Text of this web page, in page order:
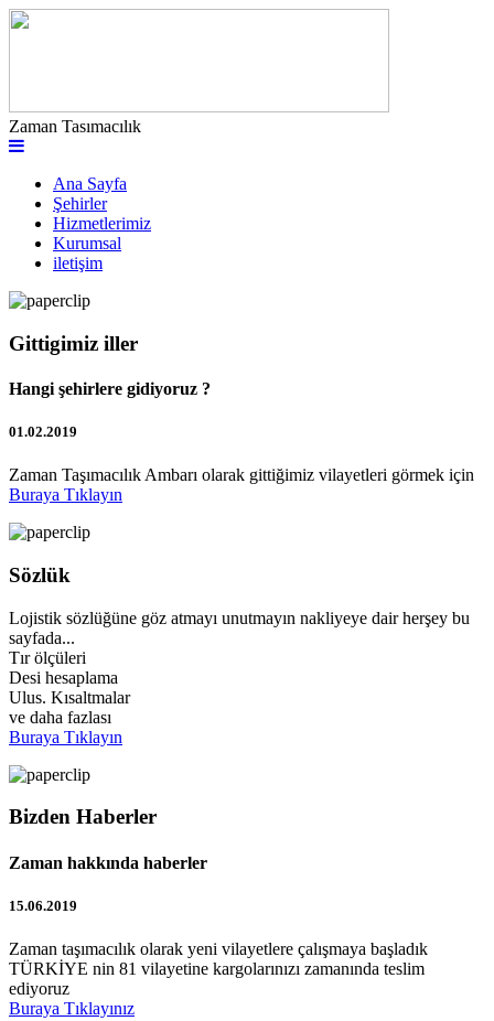
Zaman Tasımacılık
Ana Sayfa
Şehirler
Hizmetlerimiz
Kurumsal
iletişim
Gittigimiz iller
Hangi şehirlere gidiyoruz ?
01.02.2019
Zaman Taşımacılık Ambarı olarak gittiğimiz vilayetleri görmek için
Buraya Tıklayın
Sözlük
Lojistik sözlüğüne göz atmayı unutmayın nakliyeye dair herşey bu
sayfada...
Tır ölçüleri
Desi hesaplama
Ulus. Kısaltmalar
ve daha fazlası
Buraya Tıklayın
Bizden Haberler
Zaman hakkında haberler
15.06.2019
Zaman taşımacılık olarak yeni vilayetlere çalışmaya başladık
TÜRKİYE nin 81 vilayetine kargolarınızı zamanında teslim
ediyoruz
Buraya Tıklayınız